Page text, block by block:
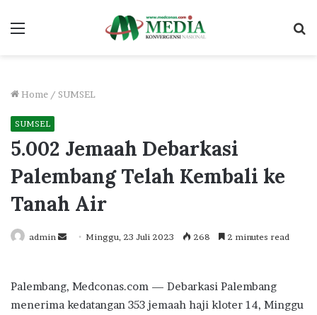
Menu
Home / SUMSEL
SUMSEL
5.002 Jemaah Debarkasi
Palembang Telah Kembali ke
Tanah Air
admin
SendMinggu, 23 Juli 2023 268 2 minutes read
Palembang, Medconas.com — Debarkasi Palembang
menerima kedatangan 353 jemaah haji kloter 14, Minggu